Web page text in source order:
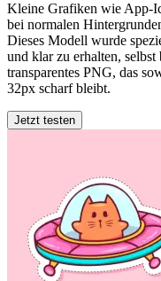
Kleine Grafiken wie App-
bei normalen
Dieses Modell wurde
und klar zu erhalten,
transparentes PNG, das
32px scharf bleibt.
Jetzt testen